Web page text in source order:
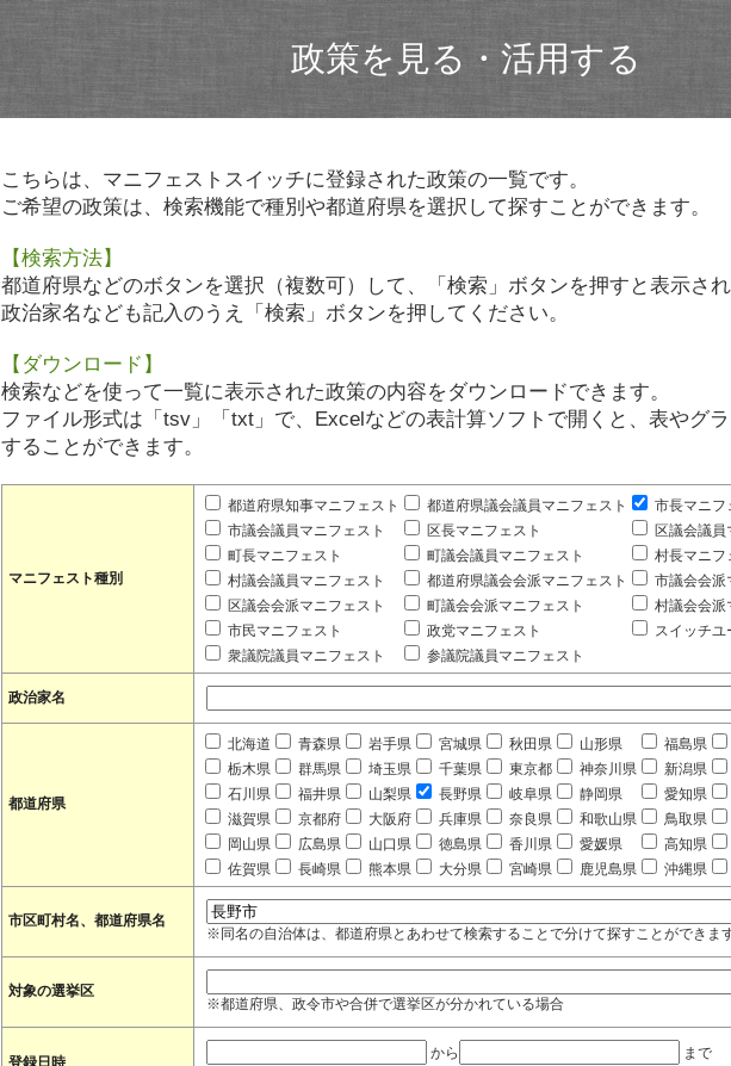
政策を見る・活用する
こちらは、マニフェストスイッチに登録された政策の一覧です。
ご希望の政策は、検索機能で種別や都道府県を選択して探すことができます。
【検索方法】
都道府県などのボタンを選択（複数可）して、「検索」ボタンを押すと表示され
政治家名なども記入のうえ「検索」ボタンを押してください。
【ダウンロード】
検索などを使って一覧に表示された政策の内容をダウンロードできます。
ファイル形式は「tsv」「txt」で、Excelなどの表計算ソフトで開くと、表やグ
することができます。
マニフェスト種別
都道府県知事マニフェスト 都道府県議会議員マニフェスト
市長マニフ
市議会議員マニフェスト
区長マニフェスト
区議会議員
町長マニフェスト
町議会議員マニフェスト
村長マニフ
村議会議員マニフェスト
都道府県議会会派マニフェスト
市議会会派
区議会会派マニフェスト
町議会会派マニフェスト
村議会会派
市民マニフェスト
政党マニフェスト
スイッチユ
衆議院議員マニフェスト
参議院議員マニフェスト
政治家名
都道府県
北海道 青森県 岩手県 宮城県 秋田県 山形県 福島県
栃木県
群馬県 埼玉県 千葉県 東京都 神奈川県 新潟県
石川県
福井県 山梨県 長野県 岐阜県 静岡県 愛知県
滋賀県
京都府 大阪府 兵庫県 奈良県 和歌山県 鳥取県
岡山県
広島県 山口県 徳島県 香川県 愛媛県 高知県
佐賀県
長崎県 熊本県 大分県 宮崎県 鹿児島県 沖縄県
市区町村名、都道府県名
※同名の自治体は、都道府県とあわせて検索することで分けて探すことができます
対象の選挙区
※都道府県、政令市や合併で選挙区が分かれている場合
登録日時
から
まで